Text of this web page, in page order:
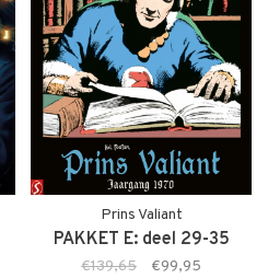
Prins Valiant
PAKKET E: deel 29-35
€139,65 €99,95